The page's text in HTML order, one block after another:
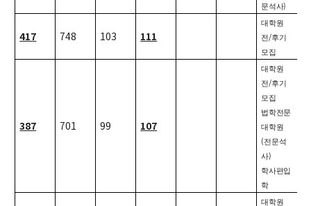
보유도서
커뮤니티
취업ㆍ진로
대학생활
문석사)
417 748 103 111
대학원
전/후기
모집
387 701 99 107
대학원
전/후기
모집
법학전문
대학원
(전문석
사)
학사편입
학
대학원